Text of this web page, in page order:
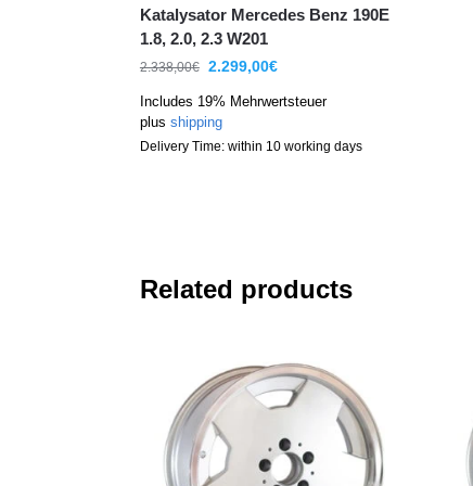
Katalysator Mercedes Benz 190E
1.8, 2.0, 2.3 W201
2.338,00€ 2.299,00€
Includes 19% Mehrwertsteuer
plus shipping
Delivery Time: within 10 working days
Related products